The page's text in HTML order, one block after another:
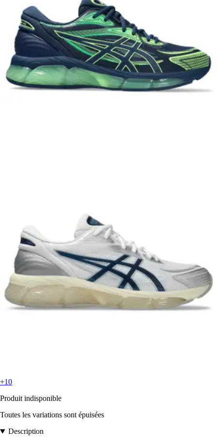
+10
Produit indisponible
Toutes les variations sont épuisées
Description